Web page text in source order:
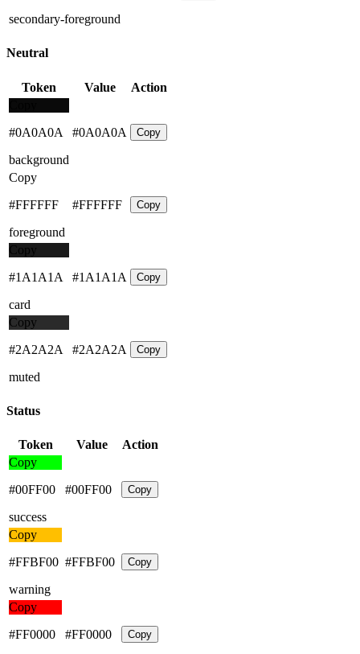
secondary-foreground
Neutral
Token Value
Action
#0A0A0A
background
#0A0A0A Copy
Copy
#FFFFFF
foreground
#FFFFFF Copy
Copy
#1A1A1A
card
#1A1A1A Copy
Copy
#2A2A2A
muted
#2A2A2A Copy
Status
Token Value
Action
Copy
#00FF00
success
#00FF00 Copy
Copy
#FFBF00
warning
#FFBF00 Copy
Copy
#FF0000
#FF0000 Copy